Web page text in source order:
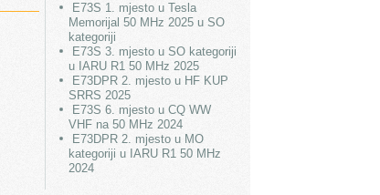
E73S 1. mjesto u Tesla
Memorijal 50 MHz 2025 u SO
kategoriji
E73S 3. mjesto u SO kategoriji
u IARU R1 50 MHz 2025
E73DPR 2. mjesto u HF KUP
SRRS 2025
E73S 6. mjesto u CQ WW
VHF na 50 MHz 2024
E73DPR 2. mjesto u MO
kategoriji u IARU R1 50 MHz
2024